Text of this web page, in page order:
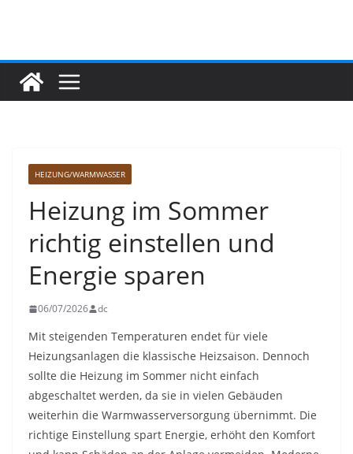
HEIZUNG/WARMWASSER
Heizung im Sommer
richtig einstellen und
Energie sparen
06/07/2026 dc
Mit steigenden Temperaturen endet für viele
Heizungsanlagen die klassische Heizsaison. Dennoch
sollte die Heizung im Sommer nicht einfach
abgeschaltet werden, da sie in vielen Gebäuden
weiterhin die Warmwasserversorgung übernimmt. Die
richtige Einstellung spart Energie, erhöht den Komfort